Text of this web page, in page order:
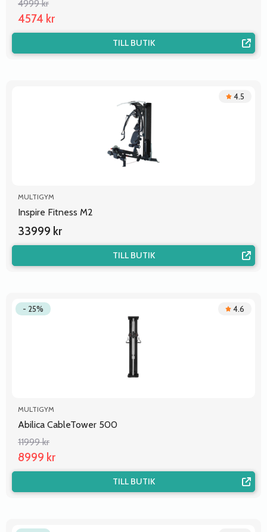
4999 kr
4574 kr
TILL BUTIK
4.5
MULTIGYM
Inspire Fitness M2
33999 kr
TILL BUTIK
- 25% 4.6
MULTIGYM
Abilica CableTower 500
11999 kr
8999 kr
TILL BUTIK